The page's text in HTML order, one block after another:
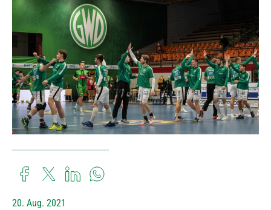
20. Aug. 2021